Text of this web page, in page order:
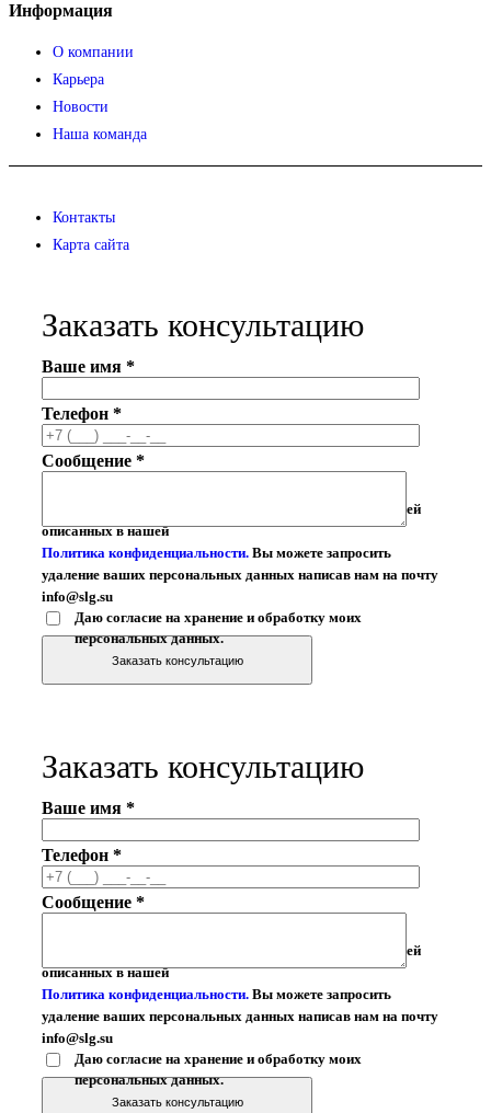
Информация
О компании
Карьера
Новости
Наша команда
Контакты
Карта сайта
Заказать консультацию
Ваше имя *
Телефон *
Сообщение *
Ваши личные данные могут быть использованы для целей
описанных в нашей
Политика конфиденциальности. Вы можете запросить
удаление ваших персональных данных написав нам на почту
info@slg.su
Даю согласие на хранение и обработку моих
персональных данных.
Заказать консультацию
Ваше имя *
Телефон *
Сообщение *
Ваши личные данные могут быть использованы для целей
описанных в нашей
Политика конфиденциальности. Вы можете запросить
удаление ваших персональных данных написав нам на почту
info@slg.su
Даю согласие на хранение и обработку моих
персональных данных.